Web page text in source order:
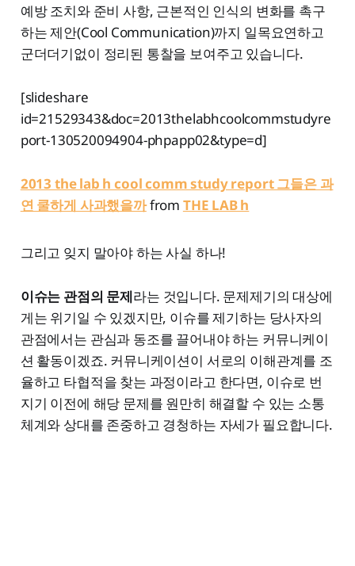
예방 조치와 준비 사항, 근본적인 인식의 변화를 촉구
하는 제안(Cool Communication)까지 일목요연하고
군더더기없이 정리된 통찰을 보여주고 있습니다.
[slideshare
id=21529343&doc=2013thelabhcoolcommstudyre
port-130520094904-phpapp02&type=d]
2013 the lab h cool comm study report 그들은 과
연 쿨하게 사과했을까from THE LAB h
그리고 잊지 말아야 하는 사실 하나!
이슈는 관점의 문제라는 것입니다. 문제제기의 대상에
게는 위기일 수 있겠지만, 이슈를 제기하는 당사자의
관점에서는 관심과 동조를 끌어내야 하는 커뮤니케이
션 활동이겠죠. 커뮤니케이션이 서로의 이해관계를 조
율하고 타협적을 찾는 과정이라고 한다면, 이슈로 번
지기 이전에 해당 문제를 원만히 해결할 수 있는 소통
체계와 상대를 존중하고 경청하는 자세가 필요합니다.